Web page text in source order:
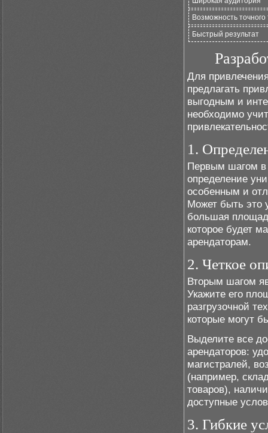
Возможность точного
Быстрый результат
Для
предлагать
выгодным и
необходимо
1.
Первым шагом в
определение
особенным и
Может быть это
большая
которое будет
арендаторам.
2. Четкое
Вторым шагом
Укажите его
разгрузочной
которые могут
Выделите все
арендаторов:
магистралей,
(например,
товаров),
доступные
3. Гибкие